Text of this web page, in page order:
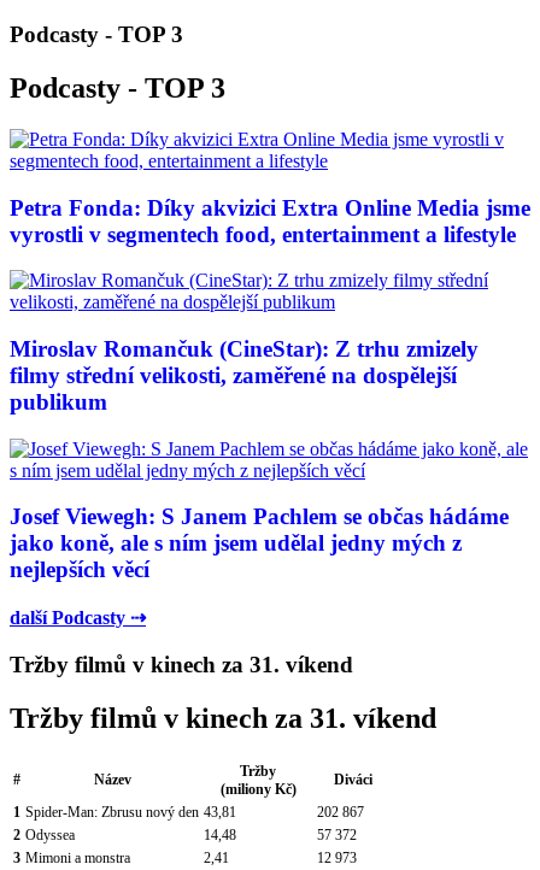
Podcasty - TOP 3
Podcasty - TOP 3
Petra Fonda: Díky akvizici Extra Online Media jsme
vyrostli v segmentech food, entertainment a lifestyle
Miroslav Romančuk (CineStar): Z trhu zmizely
filmy střední velikosti, zaměřené na dospělejší
publikum
Josef Viewegh: S Janem Pachlem se občas hádáme
jako koně, ale s ním jsem udělal jedny mých z
nejlepších věcí
další Podcasty ⇢
Tržby filmů v kinech za 31. víkend
Tržby filmů v kinech za 31. víkend
# Název
Tržby
(miliony Kč)
Diváci
1 Spider-Man: Zbrusu nový den 43,81
202 867
2 Odyssea 14,48
57 372
3 Mimoni a monstra 2,41
12 973